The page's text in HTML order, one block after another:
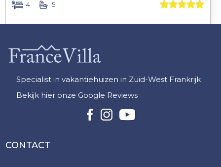
4 5
Specialist in vakantiehuizen in Zuid-West Frankrijk
Bekijk hier onze Google Reviews
CONTACT